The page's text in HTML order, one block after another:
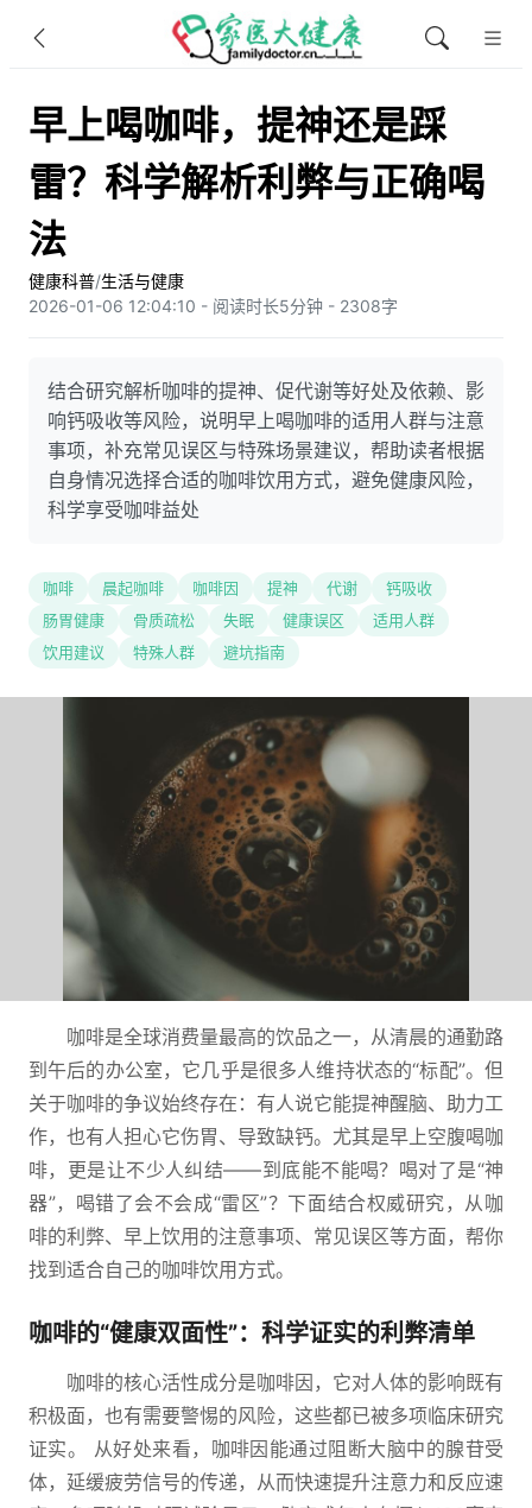
早上喝咖啡，提神还是踩
雷？科学解析利弊与正确喝
法
健康科普/生活与健康
2026-01-06 12:04:10 - 阅读时长5分钟 - 2308字
结合研究解析咖啡的提神、促代谢等好处及依赖、影
响钙吸收等风险，说明早上喝咖啡的适用人群与注意
事项，补充常见误区与特殊场景建议，帮助读者根据
自身情况选择合适的咖啡饮用方式，避免健康风险，
科学享受咖啡益处
咖啡 晨起咖啡 咖啡因 提神 代谢
钙吸收
肠胃健康
骨质疏松 失眠 健康误区
适用人群
饮用建议
特殊人群 避坑指南
咖啡是全球消费量最高的饮品之一，从清晨的通勤路
到午后的办公室，它几乎是很多人维持状态的“标配”。但
关于咖啡的争议始终存在：有人说它能提神醒脑、助力工
作，也有人担心它伤胃、导致缺钙。尤其是早上空腹喝咖
啡，更是让不少人纠结——到底能不能喝？喝对了是“神
器”，喝错了会不会成“雷区”？下面结合权威研究，从咖
啡的利弊、早上饮用的注意事项、常见误区等方面，帮你
找到适合自己的咖啡饮用方式。
咖啡的“健康双面性”：科学证实的利弊清单
咖啡的核心活性成分是咖啡因，它对人体的影响既有
积极面，也有需要警惕的风险，这些都已被多项临床研究
证实。 从好处来看，咖啡因能通过阻断大脑中的腺苷受
体，延缓疲劳信号的传递，从而快速提升注意力和反应速